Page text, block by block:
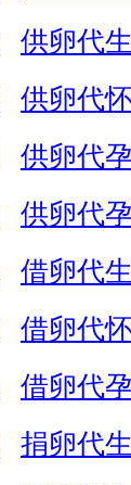
供卵代
供卵代
供卵代
供卵代
借卵代
借卵代
借卵代
捐卵代